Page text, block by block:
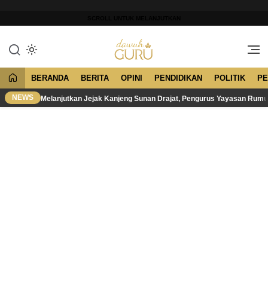
konten
Dawuh Guru
Merawat Tradisi, Membangun
BERANDA BERITA OPINI PENDIDIKAN POLITIK
NEWS Melanjutkan Jejak Kanjeng Sunan Drajat, Pengurus Yayasan